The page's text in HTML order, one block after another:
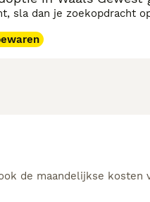
sla dan je zoekopdracht
de maandelijkse kosten